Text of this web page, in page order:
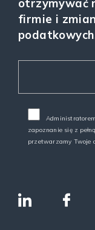
otrzymywać
firmie i
zapoznanie się z pełną
przetwarzamy Twoje